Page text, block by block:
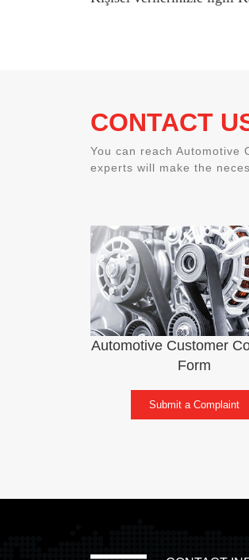
CONTACT
You can reach Automotive
experts will make the
Automotive Customer
Form
Submit a Complaint